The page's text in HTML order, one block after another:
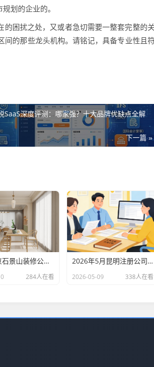
划的企业的。
困扰之处，又或者急切需要一整套完整的关
间的那些龙头机构。请铭记，具备专业性且
SaaS深度评测：哪家强？十大品牌优缺点全解
下一篇 »
2026北京石景山装修公司口碑排行：老房改造二手房翻新优选评测
284人在看
2026年5月昆明注册公司代办机构口碑排行，十大财税代理记账机构优选指南
2026-05-09 338人在看